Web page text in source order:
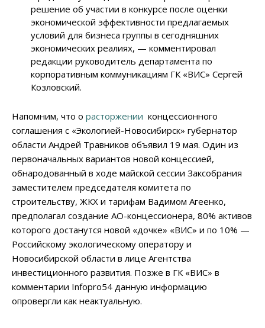
решение об участии в конкурсе после оценки
экономической эффективности предлагаемых
условий для бизнеса группы в сегодняшних
экономических реалиях, — комментировал
редакции руководитель департамента по
корпоративным коммуникациям ГК «ВИС» Сергей
Козловский.
Напомним, что о расторжении концессионного
соглашения с «Экологией-Новосибирск» губернатор
области Андрей Травников объявил 19 мая. Один из
первоначальных вариантов новой концессией,
обнародованный в ходе майской сессии Заксобрания
заместителем председателя комитета по
строительству, ЖКХ и тарифам Вадимом Агеенко,
предполагал создание АО-концессионера, 80% активов
которого достанутся новой «дочке» «ВИС» и по 10% —
Российскому экологическому оператору и
Новосибирской области в лице Агентства
инвестиционного развития. Позже в ГК «ВИС» в
комментарии Infopro54 данную информацию
опровергли как неактуальную.